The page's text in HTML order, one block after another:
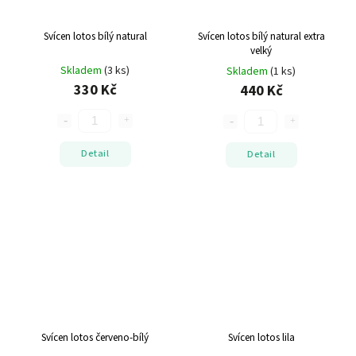
Svícen lotos bílý natural
Skladem (3 ks)
330 Kč
Detail
Svícen lotos bílý natural extra
velký
Skladem (1 ks)
440 Kč
Detail
Svícen lotos červeno-bílý Svícen lotos lila